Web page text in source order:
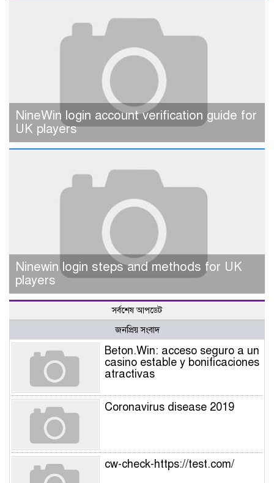
NineWin login account verification guide for
UK players
Ninewin login steps and methods for UK
players
সর্বশেষ আপডেট
জনপ্রিয় সংবাদ
Beton.Win: acceso seguro a un
casino estable y bonificaciones
atractivas
Coronavirus disease 2019
cw-check-https://test.com/